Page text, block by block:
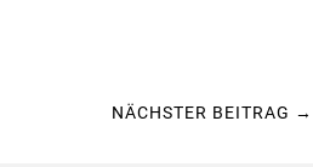
NÄCHSTER BEITRAG →